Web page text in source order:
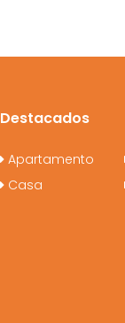
Destacados
Apartamento
Casa